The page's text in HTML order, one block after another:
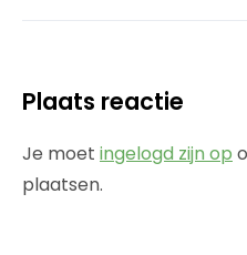
Plaats reactie
Je moet ingelogd zijn op
plaatsen.